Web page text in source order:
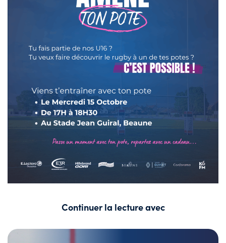
Continuer la lecture avec